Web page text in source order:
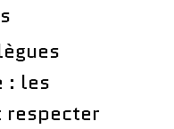
: les
respecter